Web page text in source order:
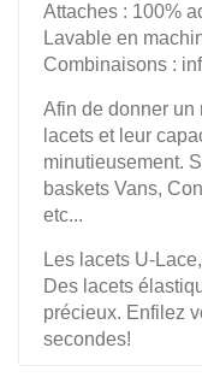
Attaches : 100%
Lavable en
Combinaisons :
Afin de donner un
lacets et leur
minutieusement.
baskets Vans,
etc...
Les lacets U-
Des lacets
précieux. Enfilez
secondes!